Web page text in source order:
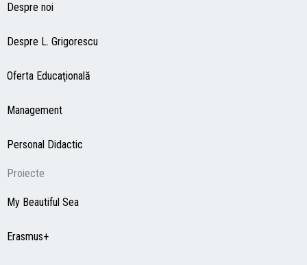
Despre noi
Despre L. Grigorescu
Oferta Educaţională
Management
Personal Didactic
Proiecte
My Beautiful Sea
Erasmus+